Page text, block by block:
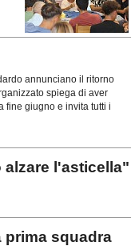
annunciano il ritorno
spiega di aver
fine giugno e invita tutti i
alzare l'asticella"
prima squadra